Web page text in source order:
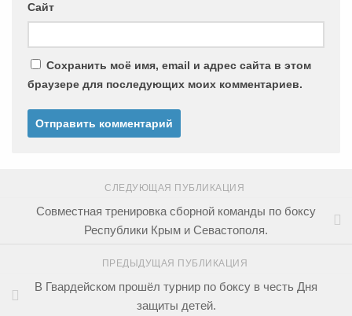
Сайт
Сохранить моё имя, email и адрес сайта в этом
браузере для последующих моих комментариев.
СЛЕДУЮЩАЯ ПУБЛИКАЦИЯ
Совместная тренировка сборной команды по боксу
Республики Крым и Севастополя.
ПРЕДЫДУЩАЯ ПУБЛИКАЦИЯ
В Гвардейском прошёл турнир по боксу в честь Дня
защиты детей.